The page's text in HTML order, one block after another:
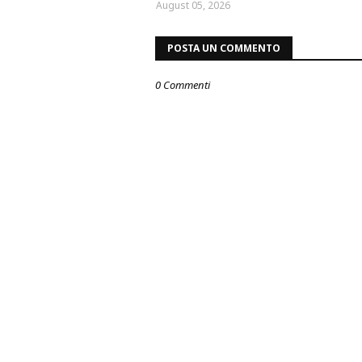
August 05, 2026
POSTA UN COMMENTO
0 Commenti